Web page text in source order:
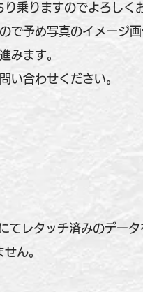
乗りますのでよろしく
で予め写真のイメージ画
みます。
い合わせください。
レタッチ済みのデータ
ん。